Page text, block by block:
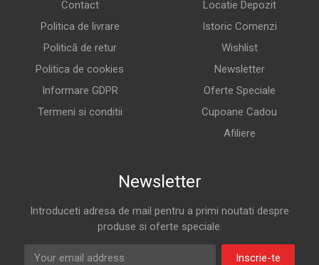
Contact
Politica de livrare
Politică de retur
Politica de cookies
Informare GDPR
Termeni si conditii
Locatie Depozit
Istoric Comenzi
Wishlist
Newsletter
Oferte Speciale
Cupoane Cadou
Afiliere
Newsletter
Introduceti adresa de mail pentru a primi noutati despre
produse si oferte speciale.
Inscrie-te